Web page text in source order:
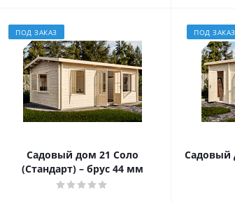
ПОД ЗАКАЗ
Садовый дом 21 Соло
(Стандарт) – брус 44 мм
ПОД ЗАКАЗ
Садовый